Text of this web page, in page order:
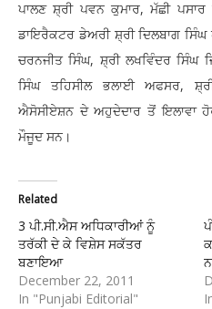
ਪਾਲਣ ਸ਼੍ਰੀ ਪਵਨ ਕੁਮਾਰ, ਮੱਛੀ
ਡਾਇਰੈਕਟਰ ਡੇਅਰੀ ਸ਼੍ਰੀ ਦਿਲਬਾਗ
ਚਰਨਜੀਤ ਸਿੰਘ, ਸ਼੍ਰੀ ਲਖਵਿੰਦਰ ਸਿੰਘ
ਸਿੰਘ ਤਹਿਸੀਲ ਭਲਾਈ ਅਫਸਰ,
ਐਸੋਸੀਏਸ਼ਨ ਦੇ ਅਹੁਦੇਦਾਰ ਤੋਂ ਇਲਾਵਾ
ਮੌਜੂਦ ਸਨ।
Related
3 ਪੀ.ਸੀ.ਐਸ ਅਧਿਕਾਰੀਆਂ ਨੂੰ
ਤਰੱਕੀ ਦੇ ਕੇ ਵਿਸ਼ੇਸ ਸਕੱਤਰ
ਬਣਾਇਆ
December 22, 2011
In "Punjabi Editorial"